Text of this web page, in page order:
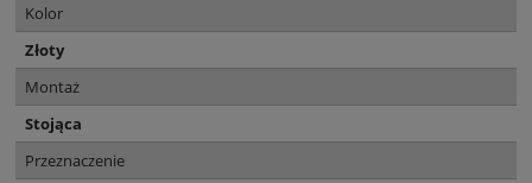
Kolor
Złoty
Montaż
Stojąca
Przeznaczenie